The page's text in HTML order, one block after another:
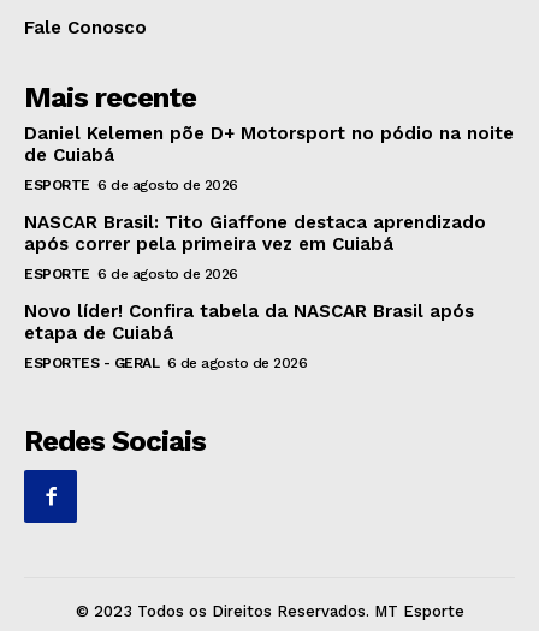
Fale Conosco
Mais recente
Daniel Kelemen põe D+ Motorsport no pódio na noite
de Cuiabá
ESPORTE 6 de agosto de 2026
NASCAR Brasil: Tito Giaffone destaca aprendizado
após correr pela primeira vez em Cuiabá
ESPORTE 6 de agosto de 2026
Novo líder! Confira tabela da NASCAR Brasil após
etapa de Cuiabá
ESPORTES - GERAL 6 de agosto de 2026
Redes Sociais
© 2023 Todos os Direitos Reservados. MT Esporte